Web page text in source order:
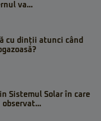
va...
cu dinții atunci când
Sistemul Solar în care